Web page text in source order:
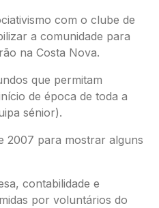
com o clube de
a comunidade para
na Costa Nova.
que permitam
de época de toda a
sénior).
2007 para mostrar alguns
contabilidade e
por voluntários do